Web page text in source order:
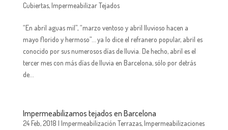
Cubiertas,Impermeabilizar Tejados
“En abril aguas mil”, “marzo ventoso y abril lluvioso hacen a
mayo florido y hermoso”… ya lo dice el refranero popular, abril es
conocido por sus numerosos días de lluvia. De hecho, abril es el
tercer mes con más días de lluvia en Barcelona, sólo por detrás
de...
Impermeabilizamos tejados en Barcelona
24 Feb, 2018 | Impermeabilización Terrazas,Impermeabilizaciones